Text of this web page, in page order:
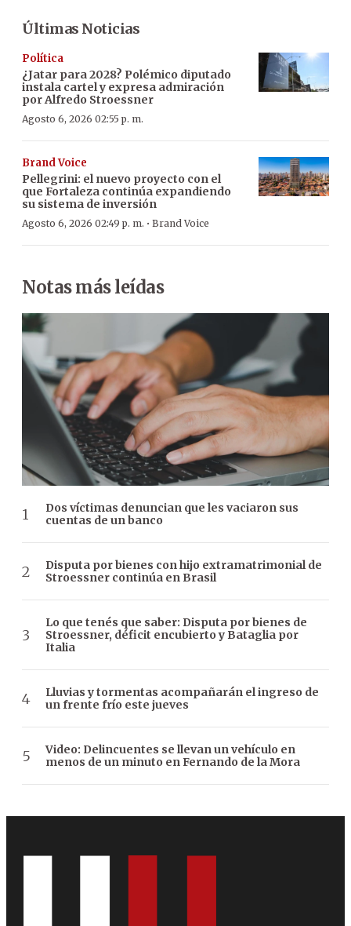
Últimas Noticias
Política
¿Jatar para 2028? Polémico diputado
instala cartel y expresa admiración
por Alfredo Stroessner
Agosto 6, 2026 02:55 p. m.
Brand Voice
Pellegrini: el nuevo proyecto con el
que Fortaleza continúa expandiendo
su sistema de inversión
Agosto 6, 2026 02:49 p. m. · Brand Voice
Notas más leídas
Dos víctimas denuncian que les vaciaron sus
cuentas de un banco
Disputa por bienes con hijo extramatrimonial de
Stroessner continúa en Brasil
Lo que tenés que saber: Disputa por bienes de
Stroessner, déficit encubierto y Bataglia por
Italia
Lluvias y tormentas acompañarán el ingreso de
un frente frío este jueves
Video: Delincuentes se llevan un vehículo en
menos de un minuto en Fernando de la Mora